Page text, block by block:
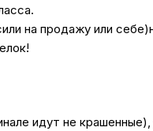
на продажу или
идут не